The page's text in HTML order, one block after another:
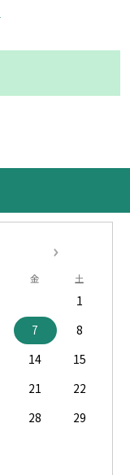
金 土
1
7
8
14
15
21
22
28
29